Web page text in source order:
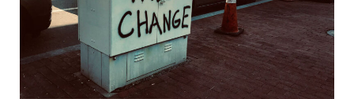
Newsletter
Glossar
Downloads